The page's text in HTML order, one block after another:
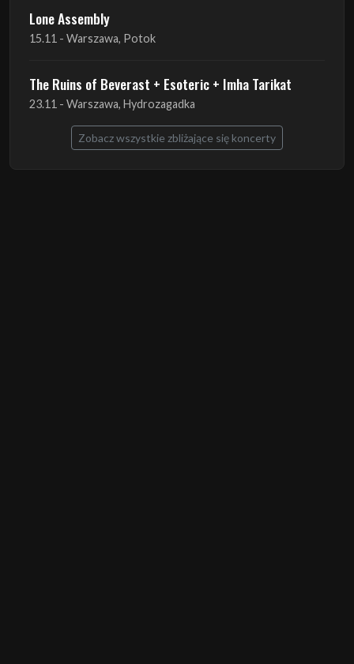
Lone Assembly
15.11 - Warszawa, Potok
The Ruins of Beverast + Esoteric + Imha Tarikat
23.11 - Warszawa, Hydrozagadka
Zobacz wszystkie zbliżające się koncerty